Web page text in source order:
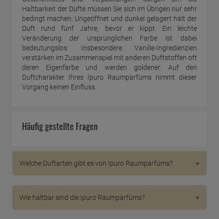
Haltbarkeit der Düfte müssen Sie sich im Übrigen nur sehr
bedingt machen: Ungeöffnet und dunkel gelagert hält der
Duft rund fünf Jahre, bevor er kippt. Ein leichte
Veränderung der ursprünglichen Farbe ist dabei
bedeutungslos: Insbesondere Vanille-Ingredienzien
verstärken im Zusammenspiel mit anderen Duftstoffen oft
deren Eigenfarbe und werden goldener. Auf den
Duftcharakter Ihres Ipuro Raumparfüms nimmt dieser
Vorgang keinen Einfluss.
Häufig gestellte Fragen
Welche Duftarten gibt es von Ipuro Raumparfüms?
Essentials Line beinhaltet bekannte, klassische Düfte
wie Vanille oder Zitrus, die eher geradlinig sind. Die
Wie haltbar sind die Ipuro Raumparfüms?